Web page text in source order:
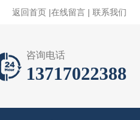
返回首页 |在线留言 | 联系我们
咨询电话
13717022388